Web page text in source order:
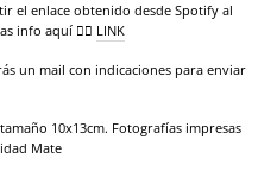
el enlace obtenido desde Spotify al
info aquí 👉🏻 LINK
un mail con indicaciones para enviar
10x13cm. Fotografías impresas
Mate